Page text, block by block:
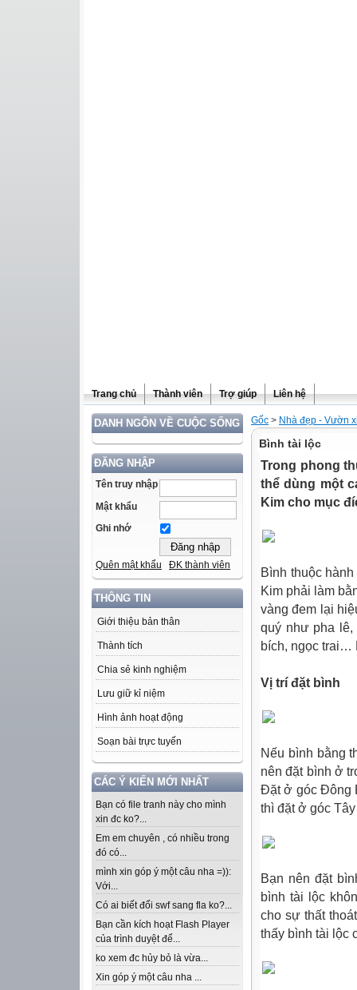
Trang chủ Thành viên Trợ giúp Liên hệ
DANH NGÔN VỀ CUỘC SỐNG
ĐĂNG NHẬP
Tên truy nhập
Mật khẩu
Ghi nhớ
Quên mật khẩu ĐK thành viên
THÔNG TIN
Giới thiệu bản thân
Thành tích
Chia sẻ kinh nghiệm
Lưu giữ kỉ niệm
Hình ảnh hoạt động
Soạn bài trực tuyến
CÁC Ý KIẾN MỚI NHẤT
Bạn có file tranh này cho mình
xin đc ko?...
Em em chuyên , có nhiều trong
đó có...
mình xin góp ý một câu nha =)):
Với...
Có ai biết đổi swf sang fla ko?...
Bạn cần kích hoạt Flash Player
của trình duyệt để...
ko xem đc hủy bỏ là vừa...
Xin góp ý một câu nha ...
Gốc > Nhà đẹp - Vườn
Bình tài lộc
Trong phong
thể dùng một
Kim cho mục
Bình thuộc
Kim phải làm
vàng đem lại
quý như pha lê,
bích, ngọc trai…
Vị trí đặt bình
Nếu bình bằng
nên đặt bình ở
Đặt ở góc Đông
thì đặt ở góc
Bạn nên đặt
bình tài lộc
cho sự thất
thấy bình tài lộc